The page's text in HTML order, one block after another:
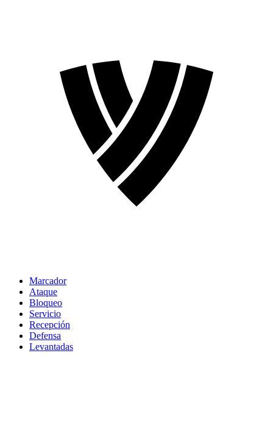
Marcador
Ataque
Bloqueo
Servicio
Recepción
Defensa
Levantadas